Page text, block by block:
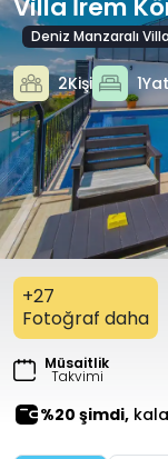
Villa İrem
Deniz Manzaralı Villa
2Kişi
+27
Fotoğraf daha
Müsaitlik
Takvimi
%20 şimdi,